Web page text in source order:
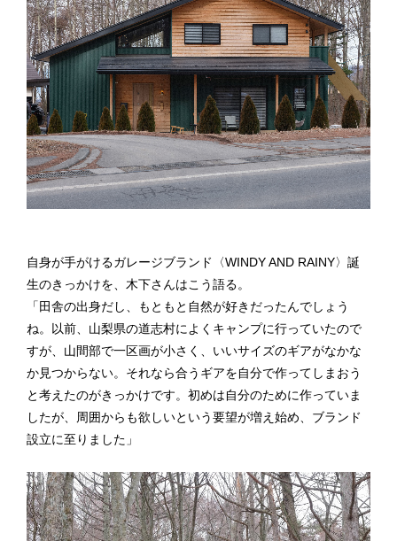
自身が手がけるガレージブランド〈WINDY AND RAINY〉誕
生のきっかけを、木下さんはこう語る。
「田舎の出身だし、もともと自然が好きだったんでしょう
ね。以前、山梨県の道志村によくキャンプに行っていたので
すが、山間部で一区画が小さく、いいサイズのギアがなかな
か見つからない。それなら合うギアを自分で作ってしまおう
と考えたのがきっかけです。初めは自分のために作っていま
したが、周囲からも欲しいという要望が増え始め、ブランド
設立に至りました」